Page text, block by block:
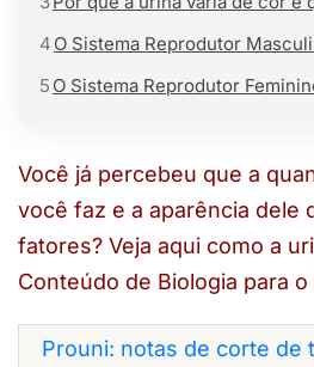
4 O Sistema Reprodutor
5 O Sistema Reprodutor
Você já percebeu que a
você faz e a aparência dele
fatores? Veja aqui como a
Conteúdo de Biologia para o
Prouni: notas de corte de